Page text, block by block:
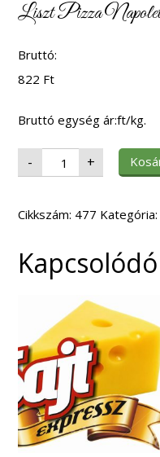
Liszt Pizza
Bruttó:
822 Ft
Bruttó egység ár:ft/kg.
- Liszt
Pizza
Napoletana
+
Cikkszám: 477